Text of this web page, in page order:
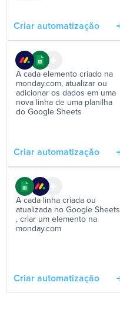
Criar automatização
A cada elemento criado na
monday.com, atualizar ou
adicionar os dados em uma
nova linha de uma planilha
do Google Sheets
Criar automatização
A cada linha criada ou
atualizada no Google Sheets
, criar um elemento na
monday.com
Criar automatização